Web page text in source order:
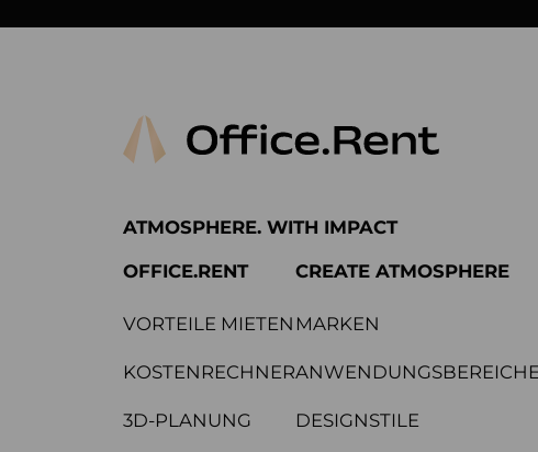
ATMOSPHERE. WITH IMPACT
OFFICE.RENT
VORTEILE MIETEN
KOSTENRECHNER
3D-PLANUNG
CREATE ATMOSPHERE
MARKEN
DESIGNSTILE